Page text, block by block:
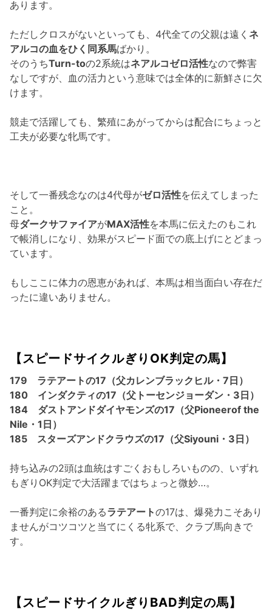
あります。
ただしクロスがないといっても、4代全ての父親は遠く ネ
アルコの血をひく同系馬ばかり。
そのうちTurn-toの2系統はネアルコゼロ活性なので弊害
なしですが、血の活力という意味では全体的に新鮮さに欠
けます。
競走で活躍しても、繁殖にあがってからは配合にちょっと
工夫が必要な牝馬です。
そして一番残念なのは4代母がゼロ活性を伝えてしまった
こと。
母ダークサファイアがMAX活性を本馬に伝えたのもこれ
で帳消しになり、効果がスピード面での底上げにとどまっ
ています。
もしここに体力の恩恵があれば、本馬は相当面白い存在だ
ったに違いありません。
【スピードサイクルぎりOK判定の馬】
179 ラテアートの17（父カレンブラックヒル・7日）
180 インダクティの17（父トーセンジョーダン・3日）
184 ダストアンドダイヤモンズの17（父Pioneerof the
Nile・1日）
185 スターズアンドクラウズの17（父Siyouni・3日）
持ち込みの2頭は血統はすごくおもしろいものの、いずれ
もぎりOK判定で大活躍まではちょっと微妙…。
一番判定に余裕のあるラテアートの17は、爆発力こそあり
ませんがコツコツと当てにくる牝系で、クラブ馬向きで
す。
【スピードサイクルぎりBAD判定の馬】